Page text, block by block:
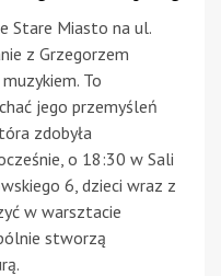
Stare Miasto na ul.
z Grzegorzem
To
jego przemyśleń
zdobyła
o 18:30 w Sali
6, dzieci wraz z
w warsztacie
stworzą